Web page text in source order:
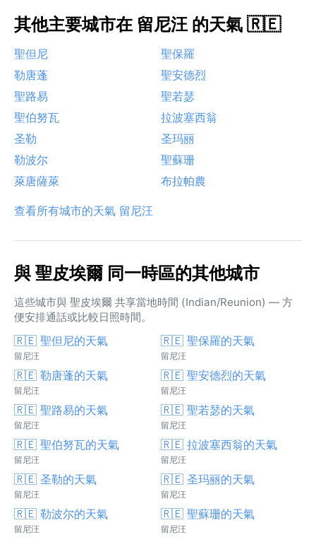
其他主要城市在 留尼汪 的天氣 🇷🇪
聖但尼
聖保羅
勒唐蓬
聖安德烈
聖路易
聖若瑟
聖伯努瓦
拉波塞西翁
圣勒
圣玛丽
勒波尔
聖蘇珊
萊唐薩萊
布拉帕農
查看所有城市的天氣 留尼汪
與 聖皮埃爾 同一時區的其他城市
這些城市與 聖皮埃爾 共享當地時間 (Indian/Reunion) — 方
便安排通話或比較日照時間。
🇷🇪 聖但尼的天氣
留尼汪
🇷🇪 聖保羅的天氣
留尼汪
🇷🇪 勒唐蓬的天氣
留尼汪
🇷🇪 聖安德烈的天氣
留尼汪
🇷🇪 聖路易的天氣
留尼汪
🇷🇪 聖若瑟的天氣
留尼汪
🇷🇪 聖伯努瓦的天氣
留尼汪
🇷🇪 拉波塞西翁的天氣
留尼汪
🇷🇪 圣勒的天氣
留尼汪
🇷🇪 圣玛丽的天氣
留尼汪
🇷🇪 勒波尔的天氣
留尼汪
🇷🇪 聖蘇珊的天氣
留尼汪